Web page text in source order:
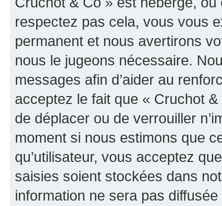
respectez pas cela, vous vous
permanent et nous avertirons
nous le jugeons nécessaire.
messages afin d’aider au
acceptez le fait que « Cruchot
de déplacer ou de verrouiller
moment si nous estimons que
qu’utilisateur, vous acceptez
saisies soient stockées dans
information ne sera pas